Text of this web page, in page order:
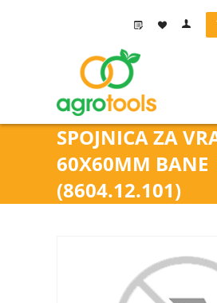
SPOJNICA ZA
60X60MM BANE
(8604.12.101)